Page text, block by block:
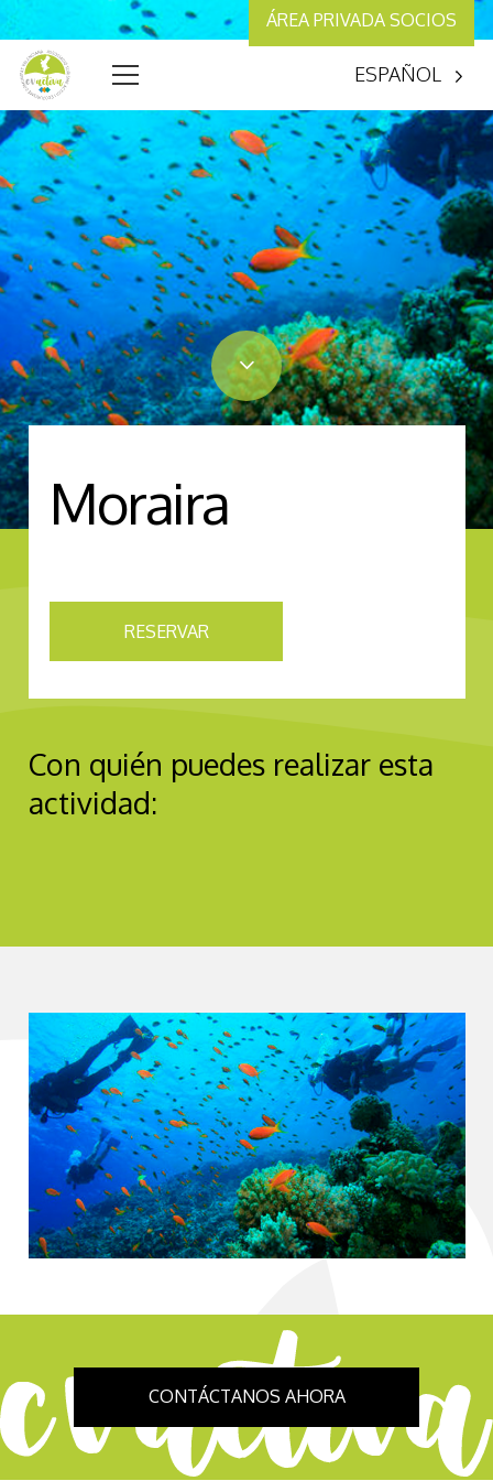
ÁREA PRIVADA SOCIOS
ESPAÑOL
Moraira
RESERVAR
Con quién puedes realizar esta
actividad:
CONTÁCTANOS AHORA